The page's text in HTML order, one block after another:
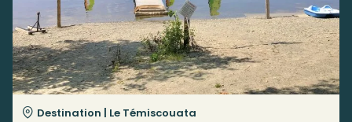
Destination | Le Témiscouata